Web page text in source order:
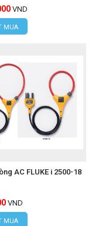
VND
MUA
AC FLUKE i 2500-18
VND
MUA